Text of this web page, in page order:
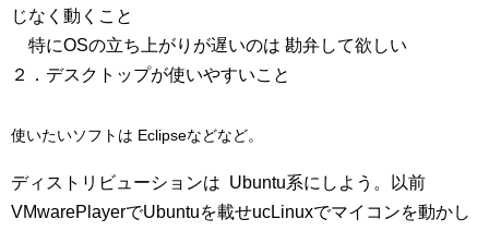
じなく動くこと
特にOSの立ち上がりが遅いのは 勘弁して欲しい
２．デスクトップが使いやすいこと
使いたいソフトは Eclipseなどなど。
ディストリビューションは Ubuntu系にしよう。以前
VMwarePlayerでUbuntuを載せucLinuxでマイコンを動かし